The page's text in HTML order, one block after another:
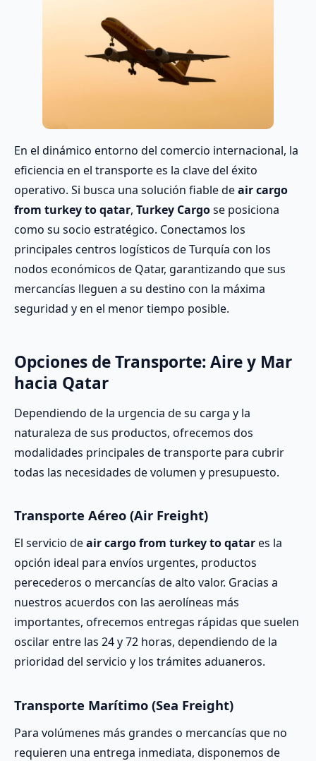
En el dinámico entorno del comercio internacional, la
eficiencia en el transporte es la clave del éxito
operativo. Si busca una solución fiable deair cargo
from turkey to qatar, Turkey Cargose posiciona
como su socio estratégico. Conectamos los
principales centros logísticos de Turquía con los
nodos económicos de Qatar, garantizando que sus
mercancías lleguen a su destino con la máxima
seguridad y en el menor tiempo posible.
Opciones de Transporte: Aire y Mar
hacia Qatar
Dependiendo de la urgencia de su carga y la
naturaleza de sus productos, ofrecemos dos
modalidades principales de transporte para cubrir
todas las necesidades de volumen y presupuesto.
Transporte Aéreo (Air Freight)
El servicio deair cargo from turkey to qatares la
opción ideal para envíos urgentes, productos
perecederos o mercancías de alto valor. Gracias a
nuestros acuerdos con las aerolíneas más
importantes, ofrecemos entregas rápidas que suelen
oscilar entre las 24 y 72 horas, dependiendo de la
prioridad del servicio y los trámites aduaneros.
Transporte Marítimo (Sea Freight)
Para volúmenes más grandes o mercancías que no
requieren una entrega inmediata, disponemos de